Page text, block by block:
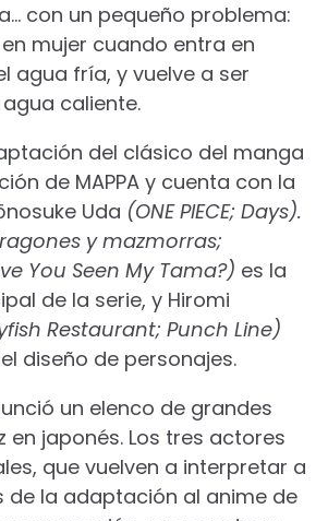
con un pequeño problema:
mujer cuando entra en
agua fría, y vuelve a ser
caliente.
del clásico del manga
de MAPPA y cuenta con la
Uda (ONE PIECE; Days).
y mazmorras;
You Seen My Tama?) es la
de la serie, y Hiromi
Restaurant; Punch Line)
diseño de personajes.
un elenco de grandes
en japonés. Los tres actores
que vuelven a interpretar a
de la adaptación al anime de